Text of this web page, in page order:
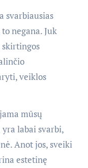
svarbiausias
negana. Juk
veiklos
mūsų
labai svarbi,
Anot jos, sveiki
estetinę